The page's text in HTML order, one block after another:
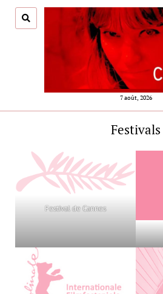
7 août, 2026
Festivals
Festival de Cannes